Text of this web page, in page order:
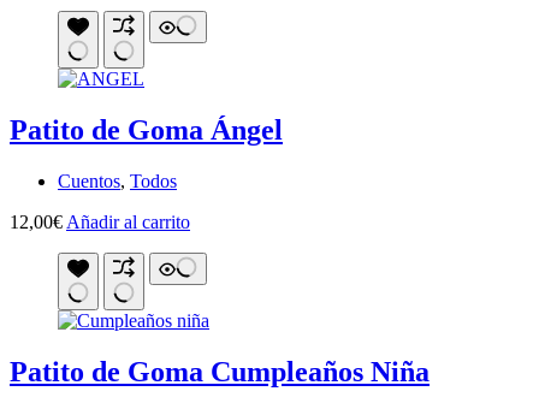
Patito de Goma Ángel
Cuentos, Todos
12,00€ Añadir al carrito
Patito de Goma Cumpleaños Niña